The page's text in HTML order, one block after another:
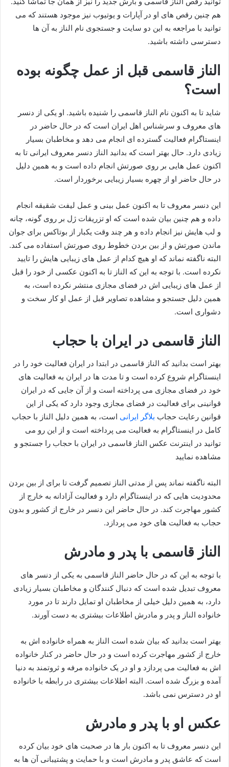
هم چنین رقص های او در آپارات و یوتیوب نیز موجود هستند که می
توانید با مراجعه به این دو سایت و جستجوی نام الناز به آن ها
دسترسی داشته باشید.
الناز قاسمی قبل از عمل چگونه بوده
است؟
شاید تا به اکنون نام الناز قاسمی را شنیده باشید. او یکی از دنسر
های معروف و سرشناس اهل ایران است که در حال حاضر در
اینستاگرام فعالیت گسترده ای انجام می دهد و مخاطبان بسیار
زیادی دارد. حال بهتر است که بدانید الناز دنسر معروف ایرانی تا به
اکنون عمل‌ هایی بر روی صورتش انجام داده است و به همین دلیل
در حال حاضر او از چهره بسیار زیبایی برخوردار است.
این دنسر معروف تا به اکنون عمل بینی و عمل لیفت شقیقه انجام
داده و هم چنین بیان شده است که او تزریقات ژل بر روی گونه، چانه
و لب هایش نیز انجام داده و هر چند وقت یکبار از بوتاکس برای جوان
ماندن صورتش و از بین بردن خطوط روی صورتش استفاده می کند.
البته ناگفته نماند که او هیچ کدام از عمل های زیبایی هایش را تایید
نکرده است. با توجه به این که الناز تا به اکنون عکسی از خود را قبل
از عمل های زیبایی اش در فضای مجازی منتشر نکرده است، به
همین دلیل جستجو و مشاهده تصاویر قبل از عمل او کار سخت و
دشواری است.
الناز قاسمی در ایران با حجاب
بهتر است بدانید که الناز قاسمی در ابتدا در ایران فعالیت خود را در
اینستاگرام شروع کرده است و تا مدت ها در ایران به فعالیت های
خود در فضای مجازی می پرداخته است و از آن جایی که در ایران
قوانینی برای فعالیت در فضای مجازی وجود دارد که یکی از این
قوانین رعایت حجاب بلاگر ایرانی است، به همین دلیل الناز با حجاب
کامل در اینستاگرام به فعالیت می پرداخته است و از این رو می
توانید در اینترنت عکس الناز قاسمی در ایران با حجاب را جستجو و
مشاهده نمایید
البته ناگفته نماند پس از مدتی الناز تصمیم گرفت تا برای از بین بردن
محدودیت هایی که در اینستاگرام دارد و فعالیت آزادانه به خارج از
کشور مهاجرت کند. در حال حاضر این دنسر در خارج از کشور و بدون
حجاب به فعالیت های خود می‌ پردازد.
الناز قاسمی با پدر و مادرش
با توجه به این که در حال حاضر الناز قاسمی به یکی از دنسر های
معروف تبدیل شده است که دنبال کنندگان و مخاطبان بسیار زیادی
دارد، به همین دلیل خیلی از مخاطبان او تمایل دارند تا در مورد
خانواده الناز و پدر و مادرش اطلاعات بیشتری به دست آورند.
بهتر است بدانید که بیان شده است الناز به همراه خانواده‌ اش به
خارج از کشور مهاجرت کرده است و در حال حاضر در کنار خانواده
اش به فعالیت می‌ پردازد و او در یک خانواده مرفه و ثروتمند به دنیا
آمده و بزرگ شده است. البته اطلاعات بیشتری در رابطه با خانواده
او در دسترس نمی باشد.
عکس او با پدر و مادرش
این دنسر معروف تا به اکنون بار ها در صحبت‌ های خود بیان کرده
است که عاشق پدر و مادرش است و با حمایت و پشتیبانی آن ها به